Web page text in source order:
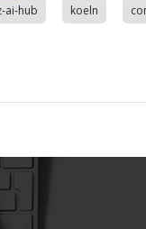
ai-hub koeln